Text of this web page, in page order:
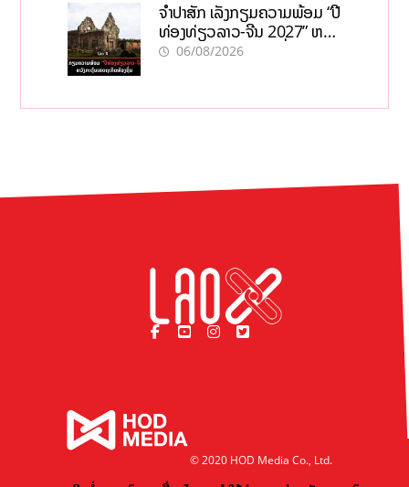
ຈຳປາສັກ ເລັ່ງກຽມຄວາມພ້ອມ “ປີ
ທ່ອງທ່ຽວລາວ-ຈີນ 2027” ຫວັງ
ກະຕຸ້ນເສດຖະກິດທ້ອງຖິ່ນ
06/08/2026
© 2020 HOD Media Co., Ltd.